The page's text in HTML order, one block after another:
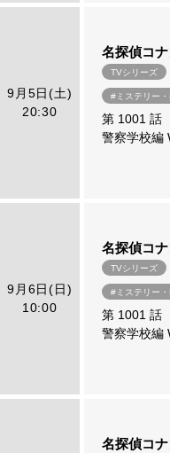
9月5日(土)
20:30
名探偵コ
TVシリーズ
#ミステリー・
第 1001 話
警察学校編
9月6日(日)
10:00
名探偵コ
TVシリーズ
#ミステリー・
第 1001 話
警察学校編
名探偵コ